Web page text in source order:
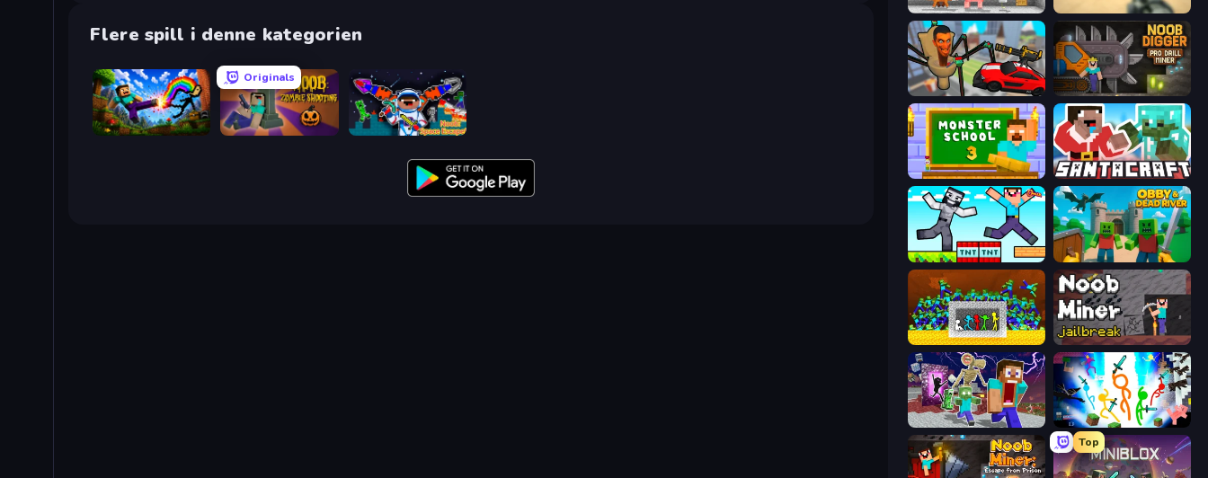
Flere spill i denne kategorien
Noob: Wall Crusher
Originals
Noob: Space Escape!
Noob's Farm Escape
Cars vs Skibidi Toilet Noob Digger: Pro Drill Miner
Monster School 3 SantaCraft
Noob Gigachad: Parkour Tricks Challenge Obby & Dead River
Stick Fighter vs Zombies Noob Miner: Escape From Prison
Monster School Herobrine Siren Head Stickman Epic
Top